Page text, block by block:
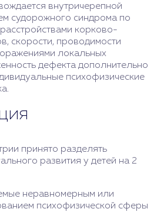
внутричерепной
судорожного синдрома по
корково-
скорости, проводимости
локальных
дефекта дополнительно
психофизические
принято разделять
развития у детей на 2
неравномерным или
психофизической сферы